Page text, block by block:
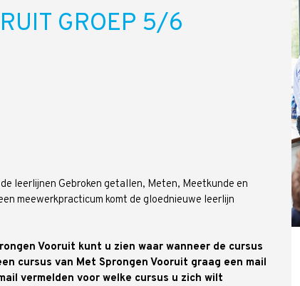
GROEP 5/6
leerlijnen Gebroken getallen, Meten, Meetkunde en
meewerkpracticum komt de gloednieuwe leerlijn
Vooruit kunt u zien waar wanneer de cursus
cursus van Met Sprongen Vooruit graag een mail
vermelden voor welke cursus u zich wilt